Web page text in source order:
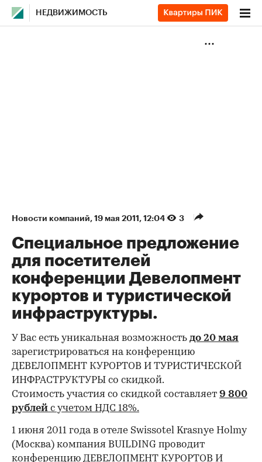
НЕДВИЖИМОСТЬ
Новости компаний⁠, 19 мая 2011, 12:04 3
Специальное предложение
для посетителей
конференции Девелопмент
курортов и туристической
инфраструктуры.
У Вас есть уникальная возможность до 20 мая
зарегистрироваться на конференцию
ДЕВЕЛОПМЕНТ КУРОРТОВ И ТУРИСТИЧЕСКОЙ
ИНФРАСТРУКТУРЫ со скидкой.
Стоимость участия со скидкой составляет 9 800
рублей с учетом НДС 18%.
1 июня 2011 года в отеле Swissotel Krasnye Holmy
(Москва) компания BUILDING проводит
конференцию ДЕВЕЛОПМЕНТ КУРОРТОВ И